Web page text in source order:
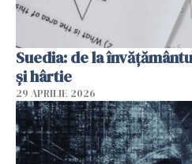
Suedia: de la
și hârtie
29 APRILIE 2026